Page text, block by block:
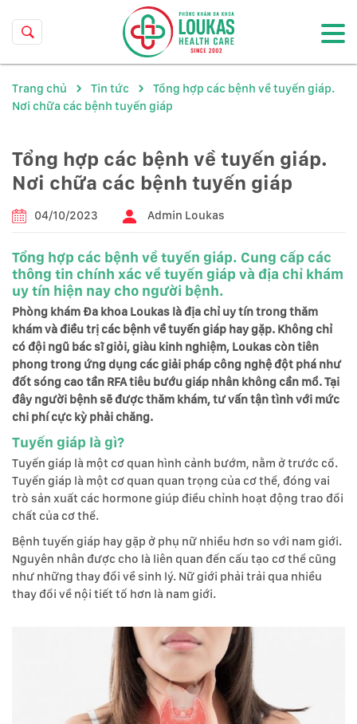
Trang chủ Tin tức
Tổng hợp các bệnh về tuyến giáp.
Nơi chữa các bệnh tuyến giáp
Tổng hợp các bệnh về tuyến giáp.
Nơi chữa các bệnh tuyến giáp
04/10/2023 Admin Loukas
Tổng hợp các bệnh về tuyến giáp. Cung cấp các
thông tin chính xác về tuyến giáp và địa chỉ khám
uy tín hiện nay cho người bệnh.
Phòng khám Đa khoa Loukas là địa chỉ uy tín trong thăm
khám và điều trị các bệnh về tuyến giáp hay gặp. Không chỉ
có đội ngũ bác sĩ giỏi, giàu kinh nghiệm, Loukas còn tiên
phong trong ứng dụng các giải pháp công nghệ đột phá như
đốt sóng cao tần RFA tiêu bướu giáp nhân không cần mổ. Tại
đây người bệnh sẽ được thăm khám, tư vấn tận tình với mức
chi phí cực kỳ phải chăng.
Tuyến giáp là gì?
Tuyến giáp là một cơ quan hình cảnh bướm, nằm ở trước cổ.
Tuyến giáp là một cơ quan quan trọng của cơ thể, đóng vai
trò sản xuất các hormone giúp điều chỉnh hoạt động trao đổi
chất của cơ thể.
Bệnh tuyến giáp hay gặp ở phụ nữ nhiều hơn so với nam giới.
Nguyên nhân được cho là liên quan đến cấu tạo cơ thể cũng
như những thay đổi về sinh lý. Nữ giới phải trải qua nhiều
thay đổi về nội tiết tố hơn là nam giới.